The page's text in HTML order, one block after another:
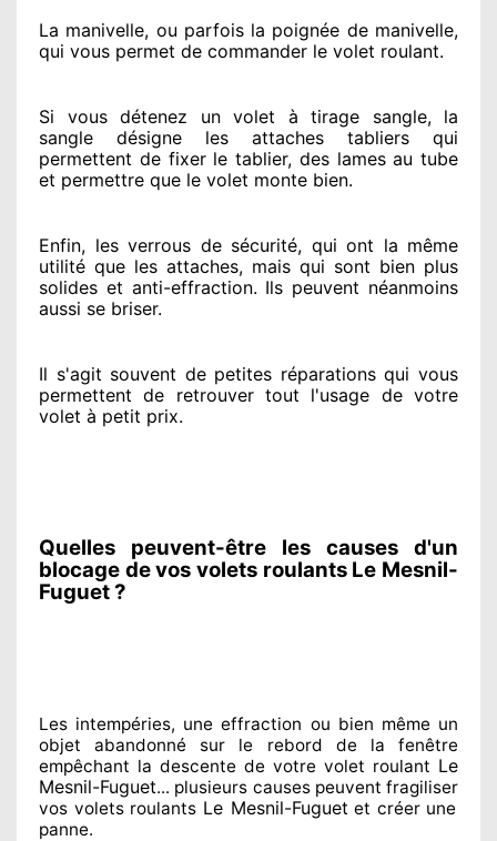
La manivelle, ou parfois la poignée de manivelle,
qui vous permet de commander le volet roulant.
Si vous détenez un volet à tirage sangle, la
sangle désigne les attaches tabliers qui
permettent de fixer le tablier, des lames au tube
et permettre que le volet monte bien.
Enfin, les verrous de sécurité, qui ont la même
utilité que les attaches, mais qui sont bien plus
solides et anti-effraction. Ils peuvent néanmoins
aussi se briser.
Il s'agit souvent de petites réparations qui vous
permettent de retrouver tout l'usage de votre
volet à petit prix.
Quelles peuvent-être les causes d'un
blocage de vos volets roulants Le Mesnil-
Fuguet ?
Les intempéries, une effraction ou bien même un
objet abandonné sur le rebord de la fenêtre
empêchant la descente de votre volet roulant Le
Mesnil-Fuguet... plusieurs causes peuvent fragiliser
vos volets roulants Le Mesnil-Fuguet et créerune
panne.